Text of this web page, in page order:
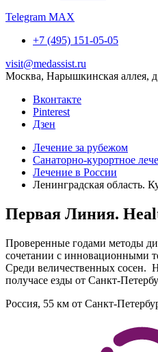
Telegram MAX
+7 (495) 151-05-05
visit@medassist.ru
Москва, Нарышкинская аллея,
Вконтакте
Pinterest
Дзен
Лечение за рубежом
Санаторно-курортное
Лечение в России
Ленинградская область.
Первая Линия.
Проверенные годами методы
сочетании с инновационными
Среди величественных сосен.
получасе езды от Санкт-
Россия, 55 км от Санкт-